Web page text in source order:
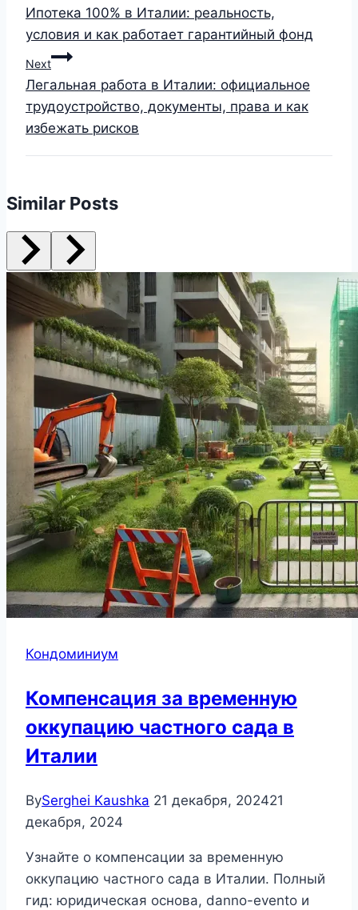
Ипотека 100% в Италии: реальность,
условия и как работает гарантийный фонд
Next
Легальная работа в Италии: официальное
трудоустройство, документы, права и как
избежать рисков
Similar Posts
Кондоминиум
Компенсация за временную
оккупацию частного сада в
Италии
BySerghei Kaushka 21 декабря, 202421
декабря, 2024
Узнайте о компенсации за временную
оккупацию частного сада в Италии. Полный
гид: юридическая основа, danno-evento и